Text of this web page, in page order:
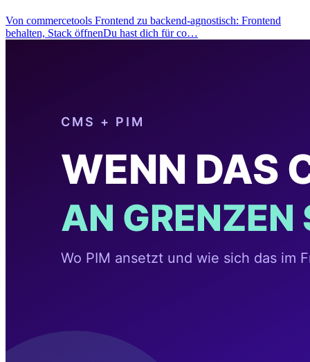
Von commercetools Frontend zu backend-agnostisch: Frontend
behalten, Stack öffnenDu hast dich für co…